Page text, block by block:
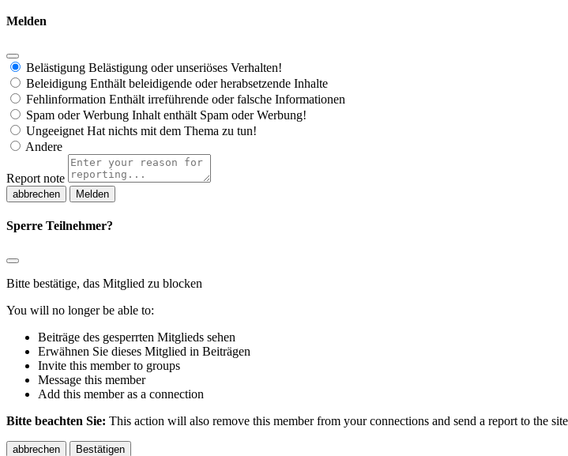
Melden
Belästigung Belästigung oder unseriöses Verhalten!
Beleidigung Enthält beleidigende oder herabsetzende Inhalte
Fehlinformation Enthält irreführende oder falsche Informationen
Spam oder Werbung Inhalt enthält Spam oder Werbung!
Ungeeignet Hat nichts mit dem Thema zu tun!
Andere
Report note
Melden
Sperre Teilnehmer?
Bitte bestätige, das Mitglied zu blocken
You will no longer be able to:
Beiträge des gesperrten Mitglieds sehen
Erwähnen Sie dieses Mitglied in Beiträgen
Invite this member to groups
Message this member
Add this member as a connection
Bitte beachten Sie: This action will also remove this member from your connections and send a report to the
Bestätigen